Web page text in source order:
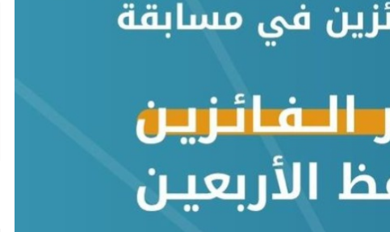
المخدر في الشرقية